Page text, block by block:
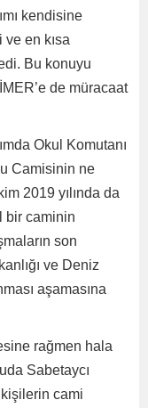
kendisine
en kısa
Bu konuyu
de müracaat
Okul Komutanı
Camisinin ne
2019 yılında da
bir caminin
son
ve Deniz
aşamasına
rağmen hala
Sabetaycı
kişilerin cami